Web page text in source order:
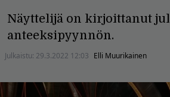
Näyttelijä on kirjoittanut
anteeksipyynnön.
Julkaistu: 29.3.2022 12:03 Elli Muurikainen